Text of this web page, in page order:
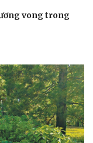
vong trong